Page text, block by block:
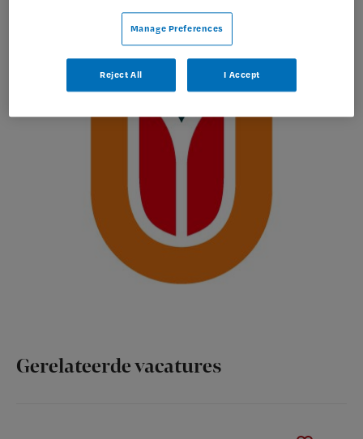
Gerelateerde vacatures
Manage Preferences
Reject All I Accept